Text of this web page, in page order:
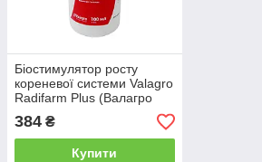
Біостимулятор росту
кореневої системи Valagro
Radifarm Plus (Валагро
Радіфарм Плюс) 100 мл
384 ₴
Купити